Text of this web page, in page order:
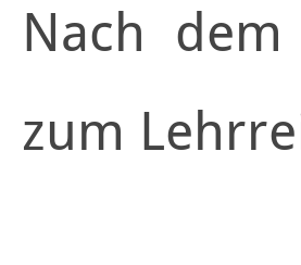
Nach
zum